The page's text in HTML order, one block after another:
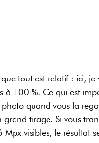
à fait capable d’en
caractéristiques que le
8 bits.
améliorations ont été